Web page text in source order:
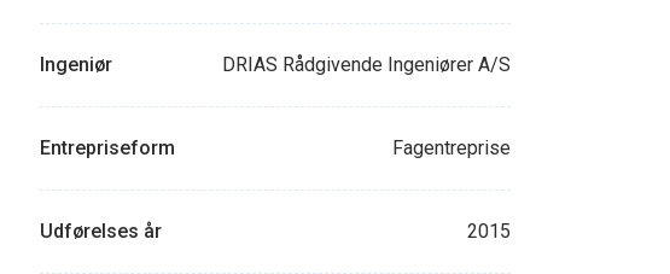
Ingeniør DRIAS Rådgivende Ingeniører A/S
Entrepriseform Fagentreprise
Udførelses år 2015